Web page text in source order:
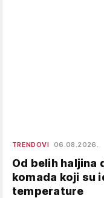
TRENDOVI 06.08.2026.
Od belih haljina
komada koji su
temperature